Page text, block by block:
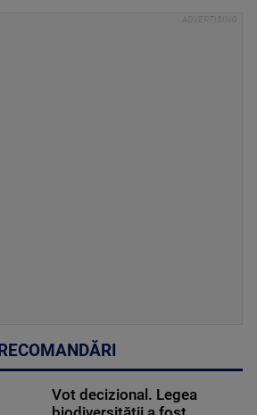
RECOMANDĂRI
Vot decizional. Legea